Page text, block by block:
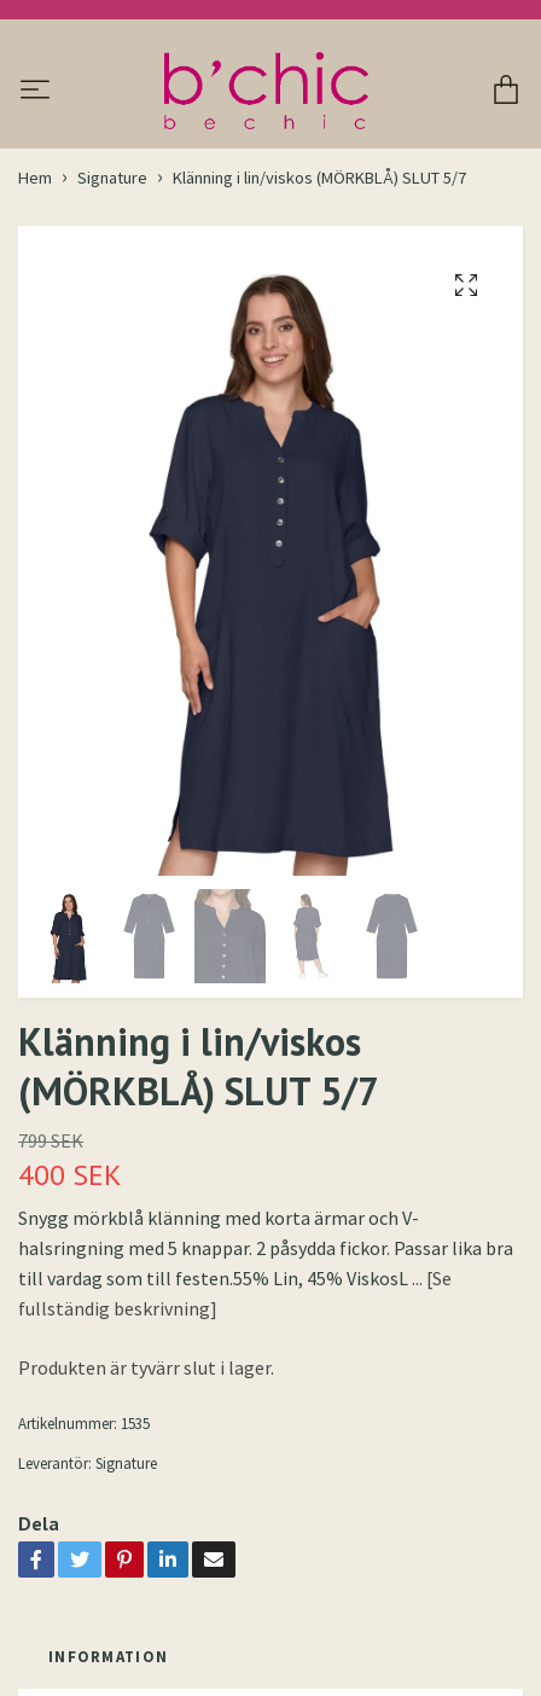
Hem Signature Klänning i lin/viskos (MÖRKBLÅ) SLUT 5/7
Klänning i lin/viskos
(MÖRKBLÅ) SLUT 5/7
799 SEK
400 SEK
Snygg mörkblå klänning med korta ärmar och V-
halsringning med 5 knappar. 2 påsydda fickor. Passar lika bra
till vardag som till festen.55% Lin, 45% ViskosL ... [Se
fullständig beskrivning]
Produkten är tyvärr slut i lager.
Artikelnummer: 1535
Leverantör: Signature
Dela
INFORMATION